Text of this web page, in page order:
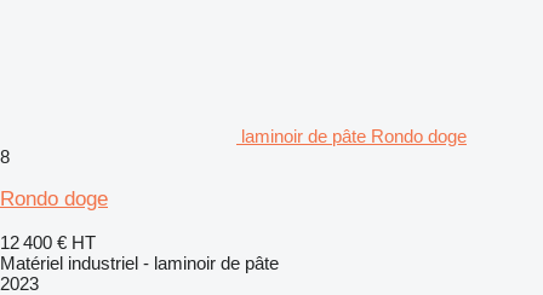
laminoir de pâte Rondo doge
8
Rondo doge
12 400 € HT
Matériel industriel - laminoir de pâte
2023